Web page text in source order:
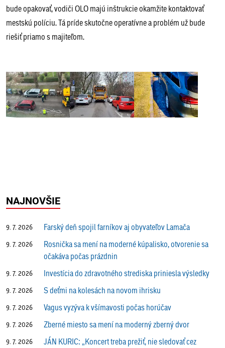
bude opakovať, vodiči OLO majú inštrukcie okamžite kontaktovať
mestskú políciu. Tá príde skutočne operatívne a problém už bude
riešiť priamo s majiteľom.
NAJNOVŠIE
9. 7. 2026 Farský deň spojil farníkov aj obyvateľov Lamača
9. 7. 2026
Rosnička sa mení na moderné kúpalisko, otvorenie sa
očakáva počas prázdnin
9. 7. 2026 Investícia do zdravotného strediska priniesla výsledky
9. 7. 2026 S deťmi na kolesách na novom ihrisku
9. 7. 2026 Vagus vyzýva k všímavosti počas horúčav
9. 7. 2026 Zberné miesto sa mení na moderný zberný dvor
9. 7. 2026
JÁN KURIC: „Koncert treba prežiť, nie sledovať cez